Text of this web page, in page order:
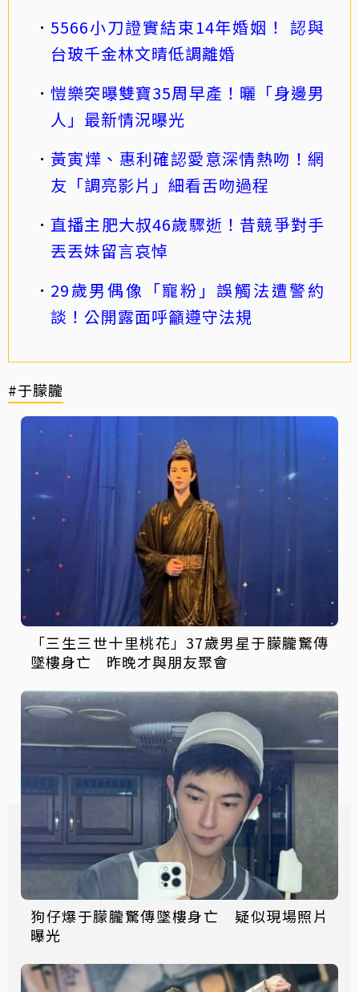
5566小刀證實結束14年婚姻！ 認與
台玻千金林文晴低調離婚
愷樂突曝雙寶35周早產！曬「身邊男
人」最新情況曝光
黃寅燁、惠利確認愛意深情熱吻！網
友「調亮影片」細看舌吻過程
直播主肥大叔46歲驟逝！昔競爭對手
丟丟妹留言哀悼
29歲男偶像「寵粉」誤觸法遭警約
談！公開露面呼籲遵守法規
#于朦朧
「三生三世十里桃花」37歲男星于朦朧驚傳
墜樓身亡 昨晚才與朋友聚會
狗仔爆于朦朧驚傳墜樓身亡 疑似現場照片
曝光